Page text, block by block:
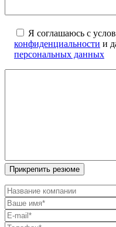
Я соглашаюсь с
конфиденциальности и
персональных данных